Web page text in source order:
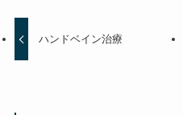
ハンドベイン治療